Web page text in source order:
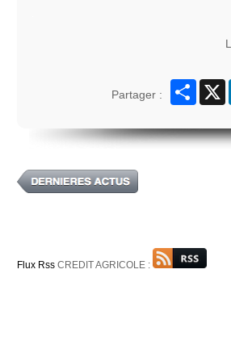
Partager :
X
Flux Rss CREDIT AGRICOLE :